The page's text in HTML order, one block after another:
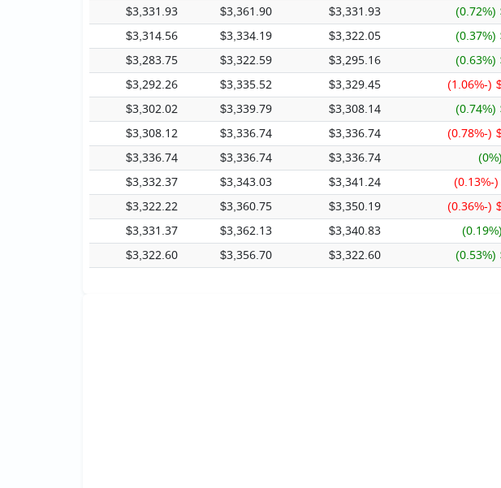
$3,331.93
$3,361.90
$3,331.93
$3,322.05
$3,334.19
$3,314.56
$3,295.16
$3,322.59
$3,283.75
$3,329.45
$3,335.52
$3,292.26
$3,308.14
$3,339.79
$3,302.02
$3,336.74
$3,336.74
$3,308.12
$3,336.74
$3,336.74
$3,336.74
$3,341.24
$3,343.03
$3,332.37
$3,350.19
$3,360.75
$3,322.22
$3,340.83
$3,362.13
$3,331.37
$3,322.60
$3,356.70
$3,322.60